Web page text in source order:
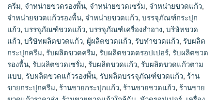
ครีม, จำหน่ายขวดรองพื้น, จำหน่ายขวดเซรั่ม, จำหน่ายขวดแก้ว,
จำหน่ายขวดแก้วรองพื้น, จําหน่ายขวดแก้ว, บรรจุภัณฑ์กระปุก
แก้ว, บรรจุภัณฑ์ขวดแก้ว, บรรจุภัณฑ์เครื่องสำอาง, บริษัทขวด
แก้ว, บริษัทผลิตขวดแก้ว, ผู้ผลิตขวดแก้ว, รับทำขวดแก้ว, รับผลิต
กระปุกครีม, รับผลิตขวดครีม, รับผลิตขวดดรอปเปอร์, รับผลิตขวด
รองพื้น, รับผลิตขวดเซรั่ม, รับผลิตขวดแก้ว, รับผลิตขวดแก้วตาม
แบบ, รับผลิตขวดแก้วรองพื้น, รับผลิตบรรจุภัณฑ์ขวดแก้ว, ร้าน
ขายกระปุกครีม, ร้านขายกระปุกแก้ว, ร้านขายขวดแก้ว, ร้านขาย